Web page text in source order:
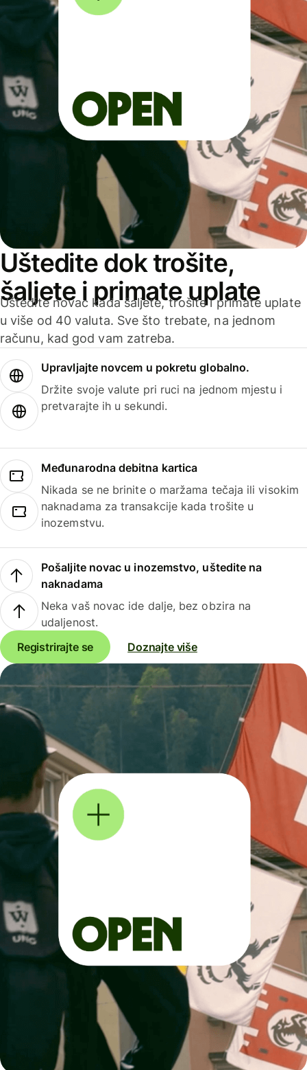
Uštedite dok trošite,
šaljete i primate uplate
Uštedite novac kada šaljete, trošite i primate uplate
u više od 40 valuta. Sve što trebate, na jednom
računu, kad god vam zatreba.
Upravljajte novcem u pokretu globalno.
Držite svoje valute pri ruci na jednom mjestu i
pretvarajte ih u sekundi.
Međunarodna debitna kartica
Nikada se ne brinite o maržama tečaja ili visokim
naknadama za transakcije kada trošite u
inozemstvu.
Pošaljite novac u inozemstvo, uštedite na
naknadama
Neka vaš novac ide dalje, bez obzira na
udaljenost.
Registrirajte se
Doznajte više